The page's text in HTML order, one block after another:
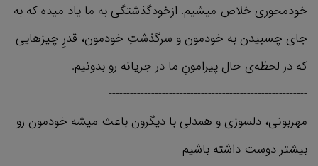
خودمحوری خلاص میشیم. ازخودگذشتگی به ما یاد میده که به
جای چسبیدن به خودمون و سرگذشتِ خودمون، قدرِ چیزهایی
که در لحظه‌ی حال پیرامونِ ما در جریانه رو بدونیم.
--------------------------------------------------------
مهربونی، دلسوزی و همدلی با دیگرون باعث میشه خودمون رو
بیشتر دوست داشته باشیم